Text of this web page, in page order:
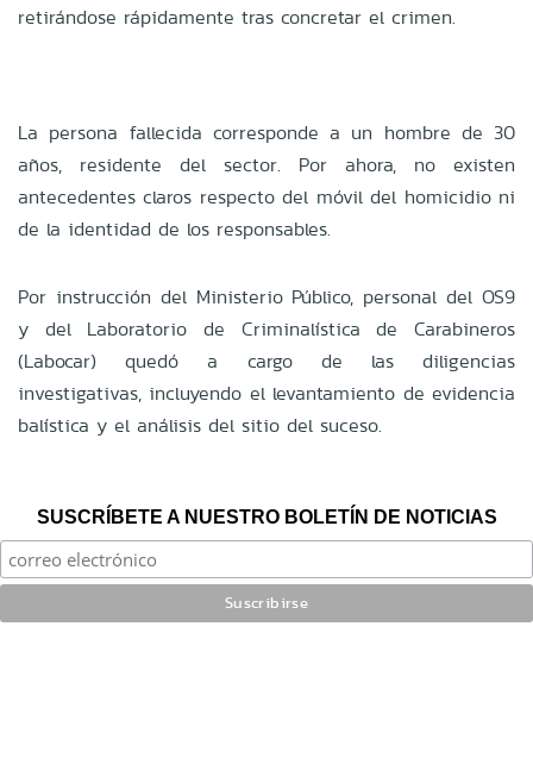
retirándose rápidamente tras concretar el crimen.
La persona fallecida corresponde a un hombre de 30
años, residente del sector. Por ahora, no existen
antecedentes claros respecto del móvil del homicidio ni
de la identidad de los responsables.
Por instrucción del Ministerio Público, personal del OS9
y del Laboratorio de Criminalística de Carabineros
(Labocar) quedó a cargo de las diligencias
investigativas, incluyendo el levantamiento de evidencia
balística y el análisis del sitio del suceso.
SUSCRÍBETE A NUESTRO BOLETÍN DE NOTICIAS